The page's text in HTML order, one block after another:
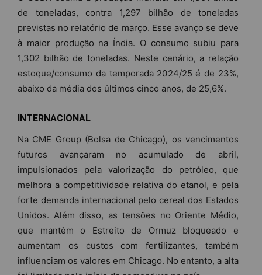
de toneladas, contra 1,297 bilhão de toneladas
previstas no relatório de março. Esse avanço se deve
à maior produção na Índia. O consumo subiu para
1,302 bilhão de toneladas. Neste cenário, a relação
estoque/consumo da temporada 2024/25 é de 23%,
abaixo da média dos últimos cinco anos, de 25,6%.
INTERNACIONAL
Na CME Group (Bolsa de Chicago), os vencimentos
futuros avançaram no acumulado de abril,
impulsionados pela valorização do petróleo, que
melhora a competitividade relativa do etanol, e pela
forte demanda internacional pelo cereal dos Estados
Unidos. Além disso, as tensões no Oriente Médio,
que mantêm o Estreito de Ormuz bloqueado e
aumentam os custos com fertilizantes, também
influenciam os valores em Chicago. No entanto, a alta